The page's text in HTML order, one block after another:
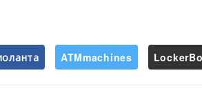
ATMmachines